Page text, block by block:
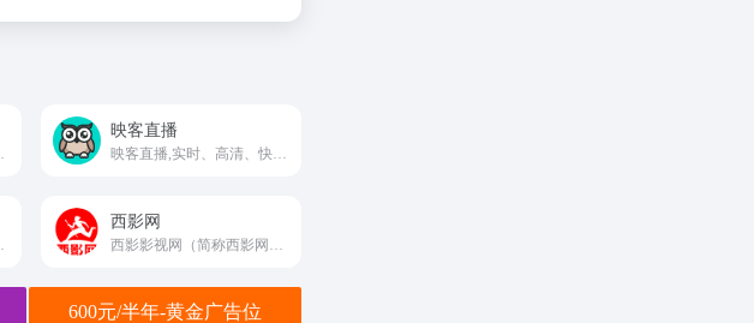
映客直播
西影网
600元/半年-黄金广告位